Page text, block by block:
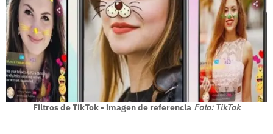
Filtros de TikTok - imagen de referencia Foto: TikTok